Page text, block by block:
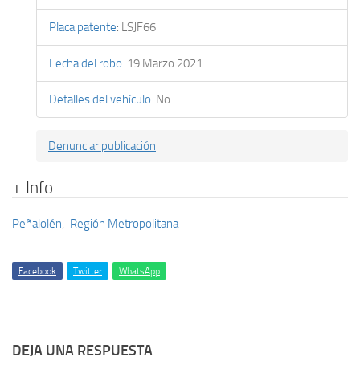
Placa patente: LSJF66
Fecha del robo: 19 Marzo 2021
Detalles del vehículo: No
Denunciar publicación
+ Info
Peñalolén, Región Metropolitana
Facebook Twitter WhatsApp
DEJA UNA RESPUESTA